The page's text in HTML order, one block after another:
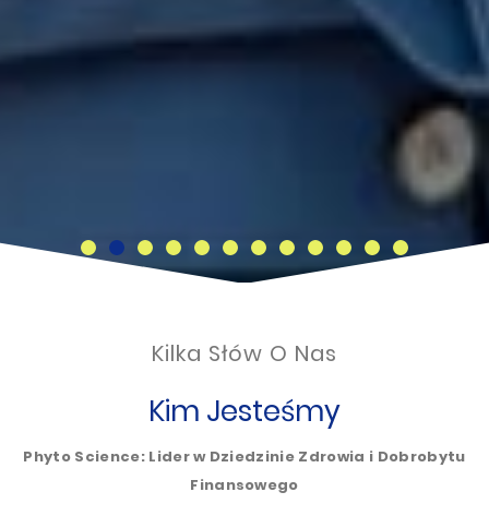
Kilka Słów O Nas
Kim Jesteśmy
Phyto Science: Lider w Dziedzinie Zdrowia i Dobrobytu
Finansowego